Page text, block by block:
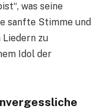
was seine
sanfte Stimme und
Liedern zu
Idol der